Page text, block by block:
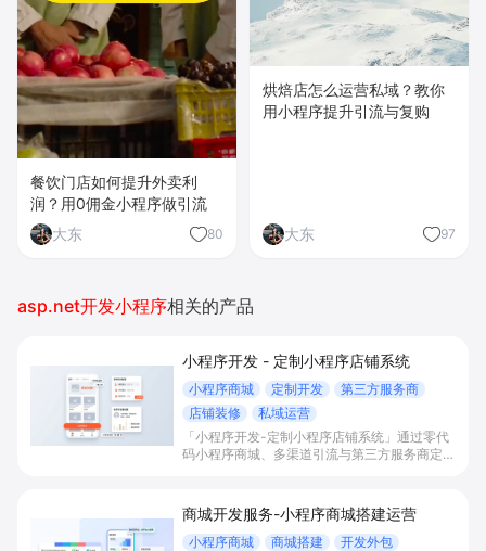
餐饮门店如何提升外卖利
润？用0佣金小程序做引流
大东
80
烘焙店怎么运营私域？教你
用小程序提升引流与复购
大东 97
asp.net开发小程序相关的产品
小程序开发 - 定制小程序店铺系统
小程序商城 定制开发
第三方服务商
店铺装修
私域运营
「小程序开发-定制小程序店铺系统」通过零代
码小程序商城、多渠道引流与第三方服务商定制
私域运营场景，提升获客与复购，实现线上生意
增长。
商城开发服务-小程序商城搭建运营
小程序商城 商城搭建
开发外包